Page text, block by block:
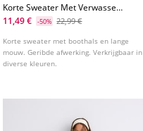
Korte Sweater Met Verwassen
Effect
11,49 € -50% 22,99 €
Korte sweater met boothals en lange
mouw. Geribde afwerking. Verkrijgbaar in
diverse kleuren.